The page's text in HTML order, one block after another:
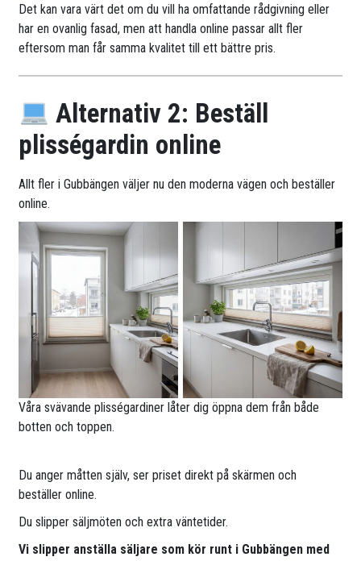
Det kan vara värt det om du vill ha omfattande rådgivning eller
har en ovanlig fasad, men att handla online passar allt fler
eftersom man får samma kvalitet till ett bättre pris.
Alternativ 2: Beställ
plisségardin online
Allt fler i Gubbängen väljer nu den moderna vägen och beställer
online.
Våra svävande plisségardiner låter dig öppna dem från både
botten och toppen.
Du anger måtten själv, ser priset direkt på skärmen och
beställer online.
Du slipper säljmöten och extra väntetider.
Vi slipper anställa säljare som kör runt i Gubbängen med